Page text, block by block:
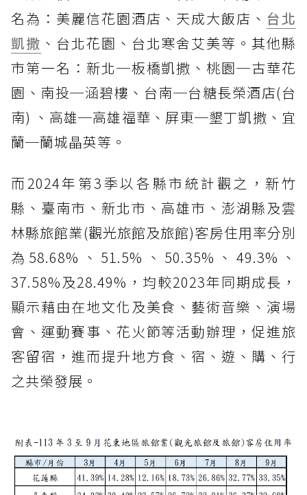
名為：美麗信花園酒店、天成大飯店、 台北
凱撒 、台北花園、台北寒舍艾美等。其他縣
市第一名：新北─板橋凱撒、桃園─古華花
園、南投─涵碧樓、台南─台糖長榮酒店(台
南) 、高雄─高雄福華、屏東─墾丁凱撒、宜
蘭─蘭城晶英等。
而2024年第3季以各縣市統計觀之，新竹
縣、臺南市、新北市、高雄市、澎湖縣及雲
林縣旅館業(觀光旅館及旅館)客房住用率分別
為58.68%、51.5%、50.35%、49.3%、
37.58%及28.49%，均較2023年同期成長，
顯示藉由在地文化及美食、藝術音樂、演場
會、運動賽事、花火節等活動辦理，促進旅
客留宿，進而提升地方食、宿、遊、購、行
之共榮發展。